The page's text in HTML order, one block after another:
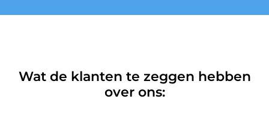
Wat de klanten te zeggen hebben
over ons: